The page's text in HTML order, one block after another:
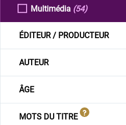
Multimédia (54)
ÉDITEUR / PRODUCTEUR
AUTEUR
ÂGE
MOTS DU TITRE